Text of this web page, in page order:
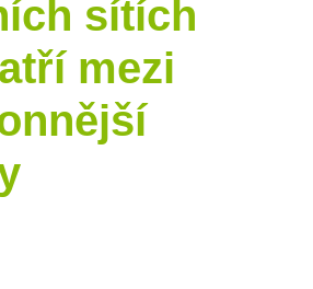
sítích
mezi